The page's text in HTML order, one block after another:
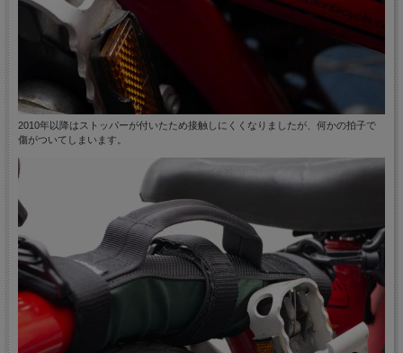
2010年以降はストッパーが付いたため接触しにくくなりましたが、何かの拍子で
傷がついてしまいます。